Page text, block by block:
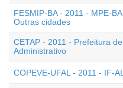
FESMIP-BA - 2011 - MPE-
Outras cidades
CETAP - 2011 - Prefeitura
Administrativo
COPEVE-UFAL - 2011 - IF-